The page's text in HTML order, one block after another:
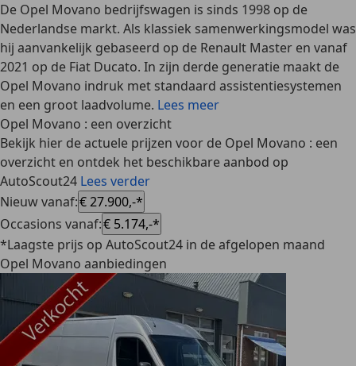
De Opel Movano bedrijfswagen is sinds 1998 op de
Nederlandse markt. Als klassiek samenwerkingsmodel was
hij aanvankelijk gebaseerd op de Renault Master en vanaf
2021 op de Fiat Ducato. In zijn derde generatie maakt de
Opel Movano indruk met standaard assistentiesystemen
en een groot laadvolume. Lees meer
Opel Movano : een overzicht
Bekijk hier de actuele prijzen voor de Opel Movano : een
overzicht en ontdek het beschikbare aanbod op
AutoScout24 Lees verder
Nieuw vanaf:€ 27.900,-*
Occasions vanaf:€ 5.174,-*
*Laagste prijs op AutoScout24 in de afgelopen maand
Opel Movano aanbiedingen